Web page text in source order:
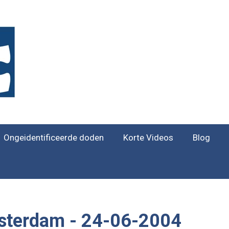
Ongeidentificeerde doden Korte Videos Blog
- 24-06-2004